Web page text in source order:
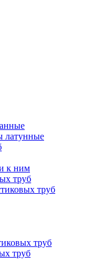
латунные
к ним
труб
труб
труб
труб